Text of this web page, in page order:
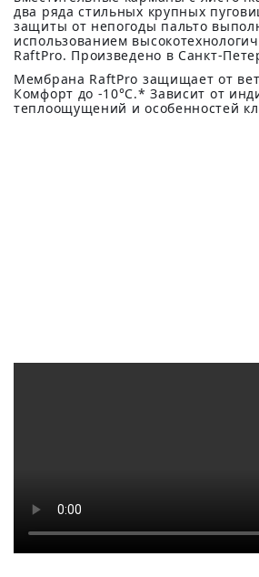
два ряда стильных крупных
защиты от непогоды пальто
использованием
RaftPro. Произведено в Санкт-
Мембрана RaftPro защищает от
Комфорт до -10°C.* Зависит от
теплоощущений и особенностей